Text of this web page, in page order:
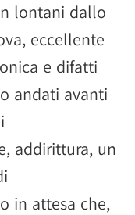
lontani dallo
eccellente
e difatti
andati avanti
addirittura, un
in attesa che,